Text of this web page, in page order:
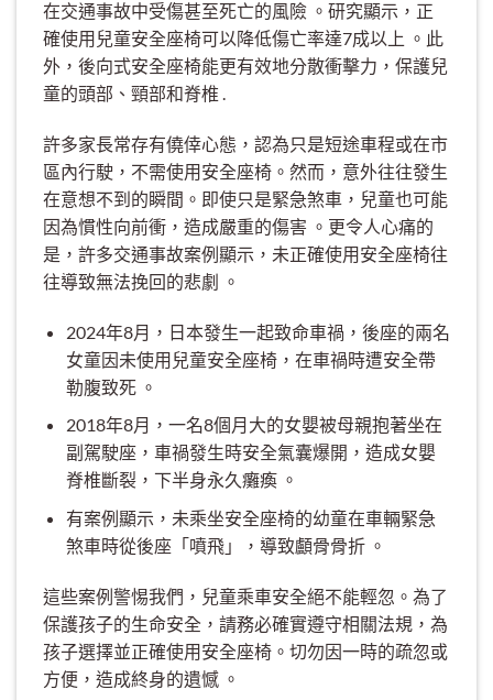
在交通事故中受傷甚至死亡的風險 。研究顯示，正
確使用兒童安全座椅可以降低傷亡率達7成以上 。此
外，後向式安全座椅能更有效地分散衝擊力，保護兒
童的頭部、頸部和脊椎 .
許多家長常存有僥倖心態，認為只是短途車程或在市
區內行駛，不需使用安全座椅。然而，意外往往發生
在意想不到的瞬間。即使只是緊急煞車，兒童也可能
因為慣性向前衝，造成嚴重的傷害 。更令人心痛的
是，許多交通事故案例顯示，未正確使用安全座椅往
往導致無法挽回的悲劇 。
2024年8月，日本發生一起致命車禍，後座的兩名
女童因未使用兒童安全座椅，在車禍時遭安全帶
勒腹致死 。
2018年8月，一名8個月大的女嬰被母親抱著坐在
副駕駛座，車禍發生時安全氣囊爆開，造成女嬰
脊椎斷裂，下半身永久癱瘓 。
有案例顯示，未乘坐安全座椅的幼童在車輛緊急
煞車時從後座「噴飛」，導致顱骨骨折 。
這些案例警惕我們，兒童乘車安全絕不能輕忽。為了
保護孩子的生命安全，請務必確實遵守相關法規，為
孩子選擇並正確使用安全座椅。切勿因一時的疏忽或
方便，造成終身的遺憾 。